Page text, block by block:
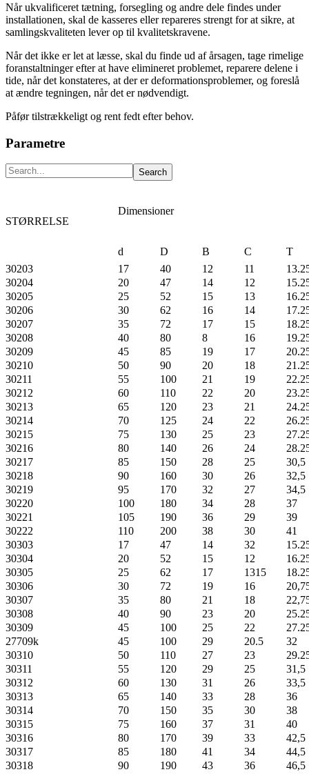
Når ukvalificeret tætning, forsegling og andre dele findes under
installationen, skal de kasseres eller repareres strengt for at sikre, at
samlingskvaliteten lever op til kvalitetskravene.
Når det ikke er let at læsse, skal du finde ud af årsagen, tage rimelige
foranstaltninger efter at have elimineret problemet, reparere delene i
tide, når det konstateres, at der er deformationsproblemer, og foreslå
at ændre tegningen, når det er nødvendigt.
Påfør tilstrækkeligt og rent fedt efter behov.
Parametre
STØRRELSE
Dimensioner
d D B C
T
30203
17 40 12 11
30204
20 47 14 12
30205
25 52 15 13
30206
30 62 16 14
30207
35 72 17 15
30208
40 80 8 16
30209
45 85 19 17
30210
50 90 20 18
30211
55 100 21 19
30212
60 110 22 20
30213
65 120 23 21
30214
70 125 24 22
30215
75 130 25 23
30216
80 140 26 24
30217
85 150 28 25
30,5
30218
90 160 30 26
32,5
30219
95 170 32 27
34,5
30220
100 180 34 28
37
30221
105 190 36 29
39
30222
110 200 38 30
41
30303
17 47 14 32
30304
20 52 15 12
30305
25 62 17 1315
30306
30 72 19 16
30307
35 80 21 18
30308
40 90 23 20
30309
45 100 25 22
27709k
45 100 29 20.5
32
30310
50 110 27 23
30311
55 120 29 25
31,5
30312
60 130 31 26
33,5
30313
65 140 33 28
36
30314
70 150 35 30
38
30315
75 160 37 31
40
30316
80 170 39 33
42,5
30317
85 180 41 34
44,5
30318
90 190 43 36 46,5